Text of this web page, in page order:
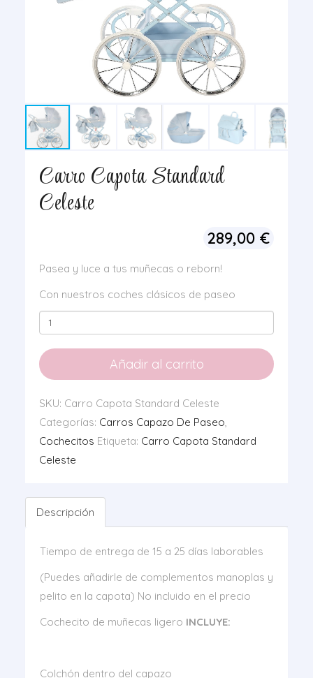
Carro Capota Standard
Celeste
289,00 €
Pasea y luce a tus muñecas o reborn!
Con nuestros coches clásicos de paseo
Carro
Capota
Standard
Celeste
Añadir al carrito
SKU: Carro Capota Standard Celeste
Categorías: Carros Capazo De Paseo,
Cochecitos Etiqueta: Carro Capota Standard
Celeste
Descripción
Tiempo de entrega de 15 a 25 días laborables
(Puedes añadirle de complementos manoplas y
pelito en la capota) No incluido en el precio
Cochecito de muñecas ligero INCLUYE:
Colchón dentro del capazo